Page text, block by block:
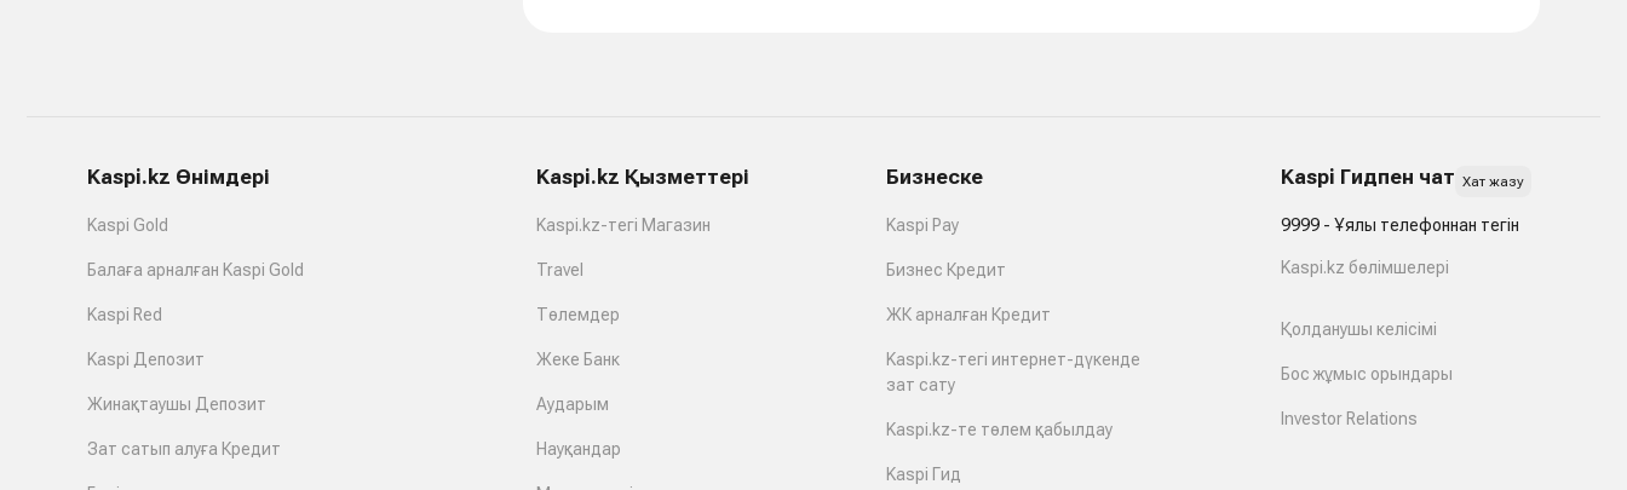
Kaspi.kz Өнімдері
Kaspi Gold
Балаға арналған Kaspi Gold
Kaspi Red
Kaspi Депозит
Жинақтаушы Депозит
Зат сатып алуға Кредит
Kaspi.kz Қызметтері
Kaspi.kz-тегі Магазин
Travel
Төлемдер
Жеке Банк
Аударым
Науқандар
Бизнеске
Kaspi Pay
Бизнес Кредит
ЖК арналған Кредит
Kaspi.kz-тегі интернет-дүкенде
зат сату
Kaspi.kz-те төлем қабылдау
Kaspi Гид
Kaspi Гидпен чат Хат жазу
9999 - Ұялы телефоннан тегін
Kaspi.kz бөлімшелері
Қолданушы келісімі
Бос жұмыс орындары
Investor Relations